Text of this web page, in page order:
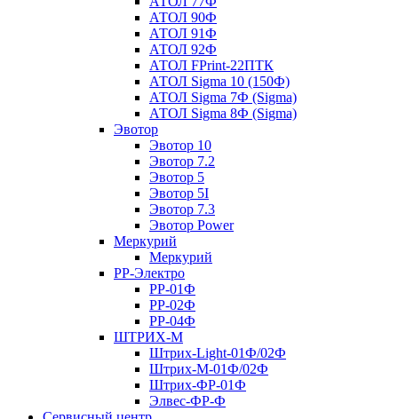
АТОЛ 90Ф
АТОЛ 91Ф
АТОЛ 92Ф
АТОЛ FPrint-22ПТК
АТОЛ Sigma 10 (150Ф)
АТОЛ Sigma 7Ф (Sigma)
АТОЛ Sigma 8Ф (Sigma)
Эвотор
Эвотор 10
Эвотор 7.2
Эвотор 5
Эвотор 5I
Эвотор 7.3
Эвотор Power
Меркурий
Меркурий
РР-Электро
РР-01Ф
РР-02Ф
РР-04Ф
ШТРИХ-М
Штрих-Light-01Ф/02Ф
Штрих-М-01Ф/02Ф
Штрих-ФР-01Ф
Элвес-ФР-Ф